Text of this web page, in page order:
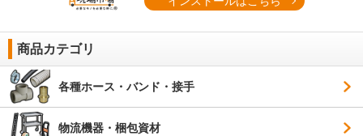
商品カテゴリ
各種ホース・バンド・接手
物流機器・梱包資材